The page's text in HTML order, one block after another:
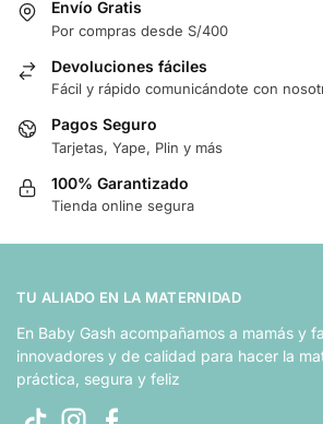
Envío Gratis
Por compras desde S/400
Devoluciones fáciles
Fácil y rápido comunicándote con
Pagos Seguro
Tarjetas, Yape, Plin y más
100% Garantizado
Tienda online segura
TU ALIADO EN LA MATERNIDAD
En Baby Gash acompañamos a mamás y
innovadores y de calidad para hacer la
práctica, segura y feliz